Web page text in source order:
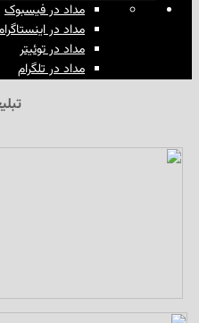
مداد در فیسبوک
مداد در اینستاگرام
مداد در توئیتر
مداد در تلگرام